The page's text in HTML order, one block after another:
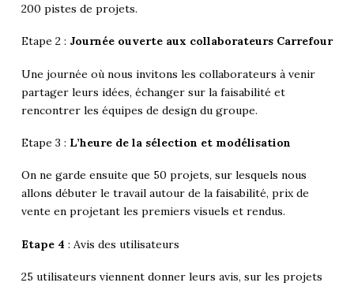
200 pistes de projets.
Etape 2 : Journée ouverte aux collaborateurs Carrefour
Une journée où nous invitons les collaborateurs à venir
partager leurs idées, échanger sur la faisabilité et
rencontrer les équipes de design du groupe.
Etape 3 : L’heure de la sélection et modélisation
On ne garde ensuite que 50 projets, sur lesquels nous
allons débuter le travail autour de la faisabilité, prix de
vente en projetant les premiers visuels et rendus.
Etape 4 : Avis des utilisateurs
25 utilisateurs viennent donner leurs avis, sur les projets